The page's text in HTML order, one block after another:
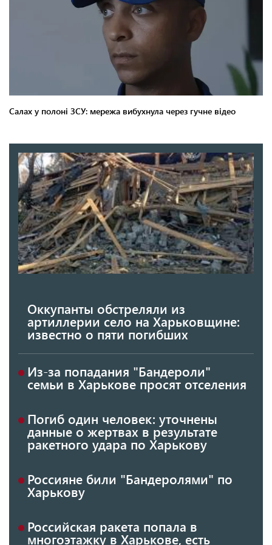
Оккупанты обстреляли из
артиллерии село на Харьковщине:
известно о пяти погибших
Из-за попадания "Бандероли"
семьи в Харькове просят отселения
Погиб один человек: уточнены
данные о жертвах в результате
ракетного удара по Харькову
Россияне били "Бандеролями" по
Харькову
Российская ракета попала в
многоэтажку в Харькове, есть